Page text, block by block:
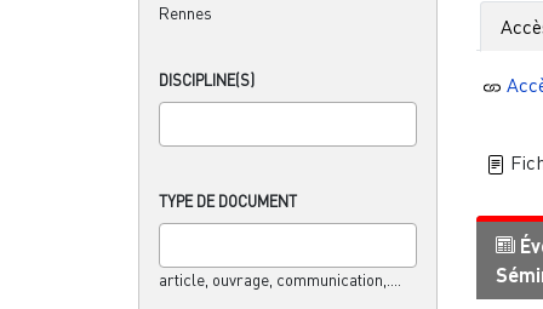
Rennes
DISCIPLINE(S)
TYPE DE DOCUMENT
article, ouvrage, communication,....